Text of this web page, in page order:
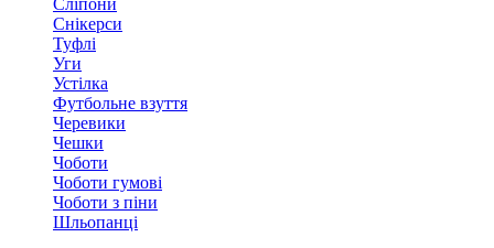
Сліпони
Снікерси
Туфлі
Уги
Устілка
Футбольне взуття
Черевики
Чешки
Чоботи
Чоботи гумові
Чоботи з піни
Шльопанці